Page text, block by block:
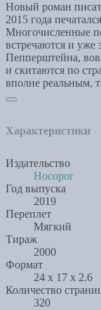
Новый роман
2015 года
Многочисленные
встречаются и
Пепперштейна,
и скитаются по
вполне реальным,
Характеристики
Издательство
Носорог
Год выпуска
2019
Переплет
Мягкий
Тираж
2000
Формат
24 x 17 x 2.6
Количество
320